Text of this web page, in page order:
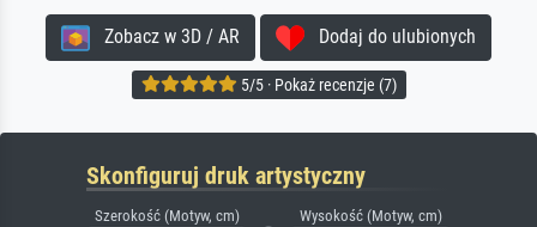
Zobacz w 3D / AR Dodaj do ulubionych
5/5 · Pokaż recenzje (7)
Skonfiguruj druk artystyczny
Szerokość (Motyw, cm) Wysokość (Motyw, cm)